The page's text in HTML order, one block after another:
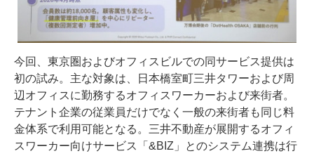
今回、東京圏およびオフィスビルでの同サービス提供は
初の試み。主な対象は、日本橋室町三井タワーおよび周
辺オフィスに勤務するオフィスワーカーおよび来街者。
テナント企業の従業員だけでなく一般の来街者も同じ料
金体系で利用可能となる。三井不動産が展開するオフィ
スワーカー向けサービス「&BIZ」とのシステム連携は行